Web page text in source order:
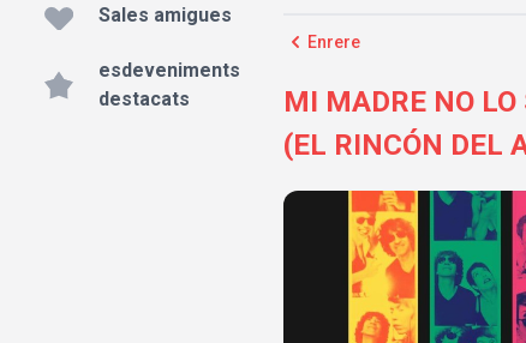
Sales amigues
esdeveniments
destacats
Enrere
MI MADRE NO
(EL RINCÓN DEL